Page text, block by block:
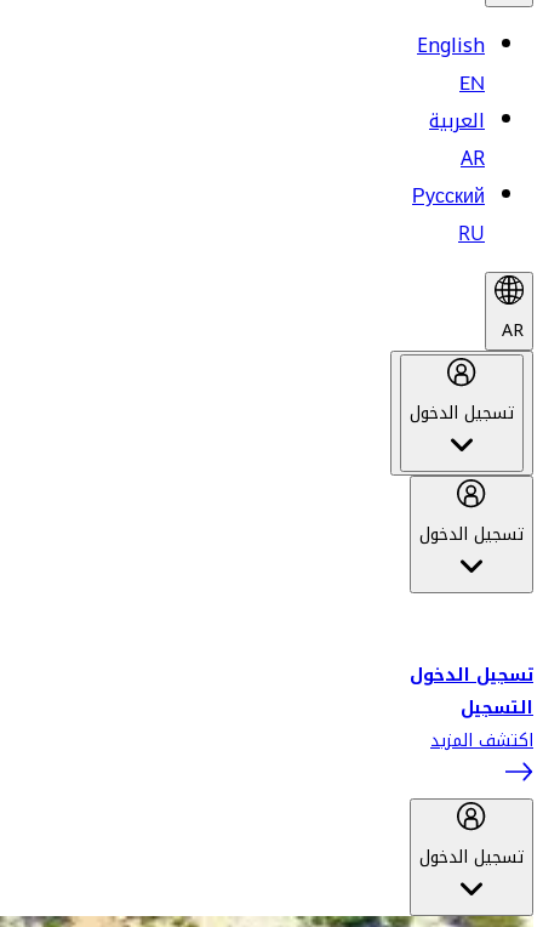
English
EN
العربية
AR
Русский
RU
AR
تسجيل الدخول
تسجيل الدخول
تسجيل الدخول
التسجيل
اكتشف المزيد
تسجيل الدخول